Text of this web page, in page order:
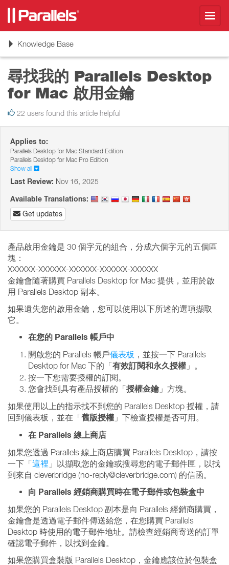
ToggleKnowledge Base
尋找我的 Parallels Desktop
for Mac 啟用金鑰
22 users found this article helpful
Applies to:
Parallels Desktop for Mac Standard Edition
Parallels Desktop for Mac Pro Edition
Show all
Last Review: Nov 16, 2025
Available Translations:
Get updates
產品啟用金鑰是 30 個字元的組合，分成六個字元的五個區
塊：
XXXXXX-XXXXXX-XXXXXX-XXXXXX-XXXXXX
金鑰會隨著購買 Parallels Desktop for Mac 提供，並用於啟
用 Parallels Desktop 副本。
如果遺失您的啟用金鑰，您可以使用以下所述的選項擷取
它。
在您的 Parallels 帳戶中
開啟您的 Parallels 帳戶儀表板 ，並按一下 Parallels
Desktop for Mac 下的「有效訂閱和永久授權 」。
按一下您需要授權的訂閱。
您會找到具有產品授權的「授權金鑰」方塊。
如果使用以上的指示找不到您的 Parallels Desktop 授權，請
回到儀表板，並在「舊版授權 」下檢查授權是否可用。
在 Parallels 線上商店
如果您透過 Parallels 線上商店購買 Parallels Desktop，請按
一下「這裡 」以擷取您的金鑰或搜尋您的電子郵件匣，以找
到來自 cleverbridge (no-reply@cleverbridge.com) 的信函。
向 Parallels 經銷商購買時在電子郵件或包裝盒中
如果您的 Parallels Desktop 副本是向 Parallels 經銷商購買，
金鑰會是透過電子郵件傳送給您，在您購買 Parallels
Desktop 時使用的電子郵件地址。請檢查經銷商寄送的訂單
確認電子郵件，以找到金鑰。
如果您購買盒裝版 Parallels Desktop，金鑰應該位於包裝盒